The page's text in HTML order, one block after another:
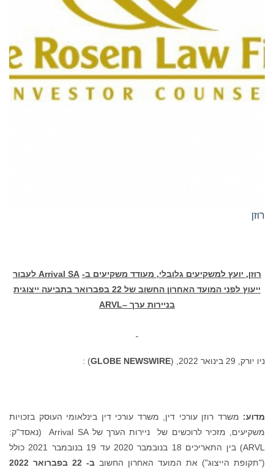
רוזן
רוזן, יועץ למשקיעים גלובלי, מעודד משקיעים ב- Arrival SA לעבור
ייעוץ לפני המועד האחרון החשוב של 22 בפברואר בתביעה ייצוגית
בניירות ערך –ARVL
ניו יורק, 29 בינואר 2022, ( GLOBE NEWSWIRE
) :
מדוע: משרד רוזן עורכי דין, משרד עורכי דין בינלאומי העוסק בזכויות
משקיעים, מזכיר לרוכשים של ניירות הערך של Arrival SA (נאסד"ק:
ARVL) בין התאריכים 18 בנובמבר 2020 עד 19 בנובמבר 2021 כולל
("תקופת הייצוג") את המועד האחרון החשוב
ב- 22 בפברואר 2022